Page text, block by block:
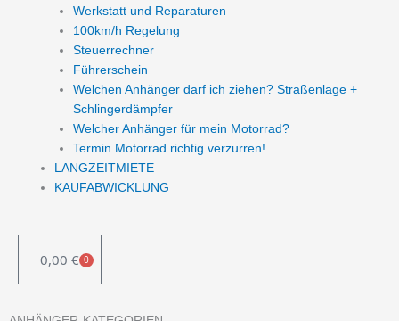
Werkstatt und Reparaturen
100km/h Regelung
Steuerrechner
Führerschein
Welchen Anhänger darf ich ziehen? Straßenlage +
Schlingerdämpfer
Welcher Anhänger für mein Motorrad?
Termin Motorrad richtig verzurren!
LANGZEITMIETE
KAUFABWICKLUNG
0,00 € 0
WARENKORB